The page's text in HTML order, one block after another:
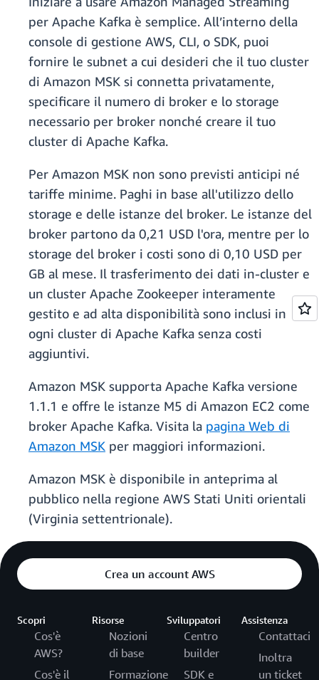
per Apache Kafka è semplice. All’interno della
console di gestione AWS, CLI, o SDK, puoi
fornire le subnet a cui desideri che il tuo cluster
di Amazon MSK si connetta privatamente,
specificare il numero di broker e lo storage
necessario per broker nonché creare il tuo
cluster di Apache Kafka.
Per Amazon MSK non sono previsti anticipi né
tariffe minime. Paghi in base all'utilizzo dello
storage e delle istanze del broker. Le istanze del
broker partono da 0,21 USD l'ora, mentre per lo
storage del broker i costi sono di 0,10 USD per
GB al mese. Il trasferimento dei dati in-cluster e
un cluster Apache Zookeeper interamente
gestito e ad alta disponibilità sono inclusi in
ogni cluster di Apache Kafka senza costi
aggiuntivi.
Amazon MSK supporta Apache Kafka versione
1.1.1 e offre le istanze M5 di Amazon EC2 come
broker Apache Kafka. Visita la pagina Web di
Amazon MSK per maggiori informazioni.
Amazon MSK è disponibile in anteprima al
pubblico nella regione AWS Stati Uniti orientali
(Virginia settentrionale).
Crea un account AWS
Scopri
Cos'è
AWS?
Cos'è il
Risorse
Nozioni
di base
Formazione
Sviluppatori
Centro
builder
SDK e
Assistenza
Contattaci
Inoltra
un ticket